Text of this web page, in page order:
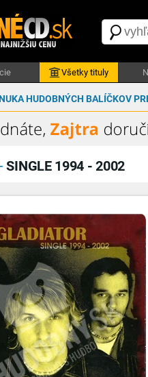
Všetky tituly
HUDOBNÝCH BALÍČKOV
SINGLE 1994 - 2002